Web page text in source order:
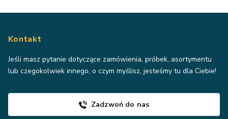
Kontakt
Jeśli masz pytanie dotyczące zamówienia, próbek, asortymentu
lub czegokolwiek innego, o czym myślisz, jesteśmy tu dla Ciebie!
Zadzwoń do nas